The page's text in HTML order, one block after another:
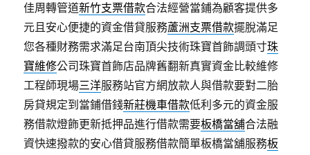
佳周轉管道新竹支票借款合法經營當鋪為顧客提供多
元且安心便捷的資金借貸服務蘆洲支票借款擺脫滿足
您各種財務需求滿足台南頂尖技術珠寶首飾調頭寸珠
寶維修公司珠寶首飾店品牌舊翻新真實資金比較維修
工程師現場三洋服務站官方網放款人與借款要對二胎
房貸規定到當鋪借錢新莊機車借款低利多元的資金服
務借款燈飾更新抵押品進行借款需要板橋當舖合法融
資快速撥款的安心借貸服務借款簡單板橋當舖服務板